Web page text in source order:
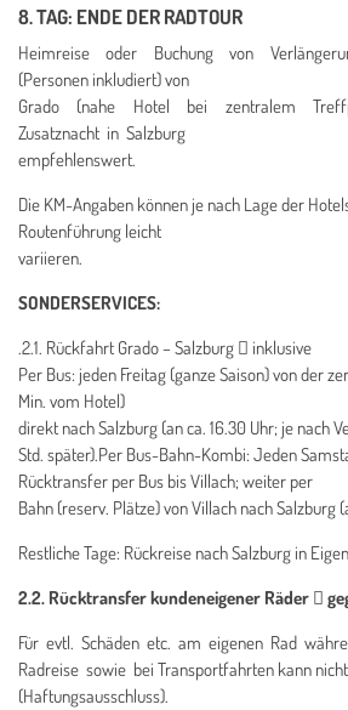
8. TAG: ENDE DER RADTOUR
Heimreise oder Buchung von
(Personen inkludiert) von
Grado (nahe Hotel bei zentralem
Zusatznacht in Salzburg
empfehlenswert.
Die KM-Angaben können je nach Lage der
Routenführung leicht
variieren.
SONDERSERVICES:
.2.1. Rückfahrt Grado – Salzburg  inklusive
Per Bus: jeden Freitag (ganze Saison) von der
Min. vom Hotel)
direkt nach Salzburg (an ca. 16.30 Uhr; je nach
Std. später).Per Bus-Bahn-Kombi: Jeden
Rücktransfer per Bus bis Villach; weiter per
Bahn (reserv. Plätze) von Villach nach Salzburg
Restliche Tage: Rückreise nach Salzburg in
2.2. Rücktransfer kundeneigener Räder 
Für evtl. Schäden etc. am eigenen Rad
Radreise sowie bei Transportfahrten kann
(Haftungsausschluss).